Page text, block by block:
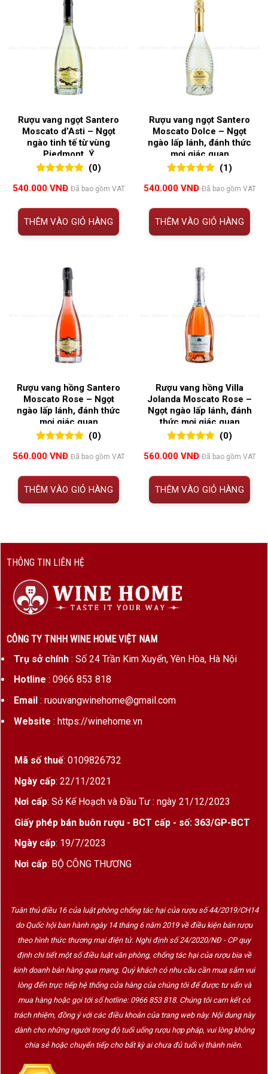
Rượu vang ngọt Santero
Moscato d’Asti – Ngọt
ngào tinh tế từ vùng
Piedmont, Ý
đánh giá
(0)
540.000 VNĐ Đã bao gồm VAT
THÊM VÀO GIỎ HÀNG
Rượu vang ngọt Santero
Moscato Dolce – Ngọt
ngào lấp lánh, đánh thức
mọi giác quan
đánh giá
(1)
540.000 VNĐ Đã bao gồm VAT
THÊM VÀO GIỎ HÀNG
Rượu vang hồng Santero
Moscato Rose – Ngọt
ngào lấp lánh, đánh thức
mọi giác quan
đánh giá
(0)
560.000 VNĐ Đã bao gồm VAT
THÊM VÀO GIỎ HÀNG
Rượu vang hồng Villa
Jolanda Moscato Rose –
Ngọt ngào lấp lánh, đánh
thức mọi giác quan
đánh giá
(0)
560.000 VNĐ Đã bao gồm VAT
THÊM VÀO GIỎ HÀNG
THÔNG TIN LIÊN HỆ
CÔNG TY TNHH WINE HOME VIỆT NAM
Trụ sở chính: Số 24 Trần Kim Xuyến, Yên Hòa, Hà Nội
Hotline : 0966 853 818
Email: ruouvangwinehome@gmail.com
Website : https://winehome.vn
Mã số thuế: 0109826732
Ngày cấp: 22/11/2021
Nơi cấp: Sở Kế Hoạch và Đầu Tư : ngày 21/12/2023
Giấy phép bán buôn rượu - BCT cấp - số: 363/GP-BCT
Ngày cấp: 19/7/2023
Nơi cấp: BỘ CÔNG THƯƠNG
Tuân thủ điều 16 của luật phòng chống tác hại của rượu số 44/2019/CH14
do Quốc hội ban hành ngày 14 tháng 6 năm 2019 về điều kiện bán rượu
theo hình thức thương mại điện tử. Nghị định số 24/2020/NĐ - CP quy
định chi tiết một số điều luật văn phòng, chống tác hại của rượu bia về
kinh doanh bán hàng qua mạng. Quý khách có nhu cầu cần mua sắm vui
lòng đến trực tiếp hệ thống cửa hàng của chúng tôi để được tư vấn và
mua hàng hoặc gọi tới số hotline: 0966 853 818. Chúng tôi cam kết có
trách nhiệm, đồng ý với các điều khoản của trang web này. Nội dung này
dành cho những người trong độ tuổi uống rượu hợp pháp, vui lòng không
chia sẻ hoặc chuyển tiếp cho bất kỳ ai chưa đủ tuổi vị thành niên.